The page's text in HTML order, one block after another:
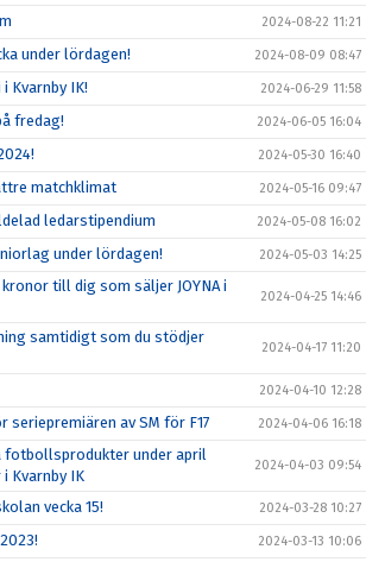
2024-08-22 11:21
under lördagen! 2024-08-09 08:47
Kvarnby IK! 2024-06-29 11:58
fredag! 2024-06-05 16:04
2024-05-30 16:40
matchklimat 2024-05-16 09:47
ledarstipendium 2024-05-08 16:02
under lördagen! 2024-05-03 14:25
kronor till dig som säljer JOYNA i
2024-04-25 14:46
samtidigt som du stödjer
2024-04-17 11:20
2024-04-10 12:28
seriepremiären av SM för F17 2024-04-06 16:18
fotbollsprodukter under april
Kvarnby IK
2024-04-03 09:54
vecka 15! 2024-03-28 10:27
2024-03-13 10:06